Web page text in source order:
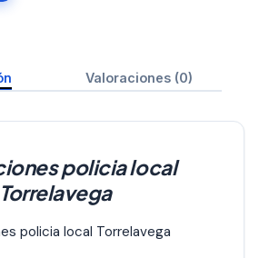
Valoraciones (0)
policia local
Torrelavega
policia local Torrelavega